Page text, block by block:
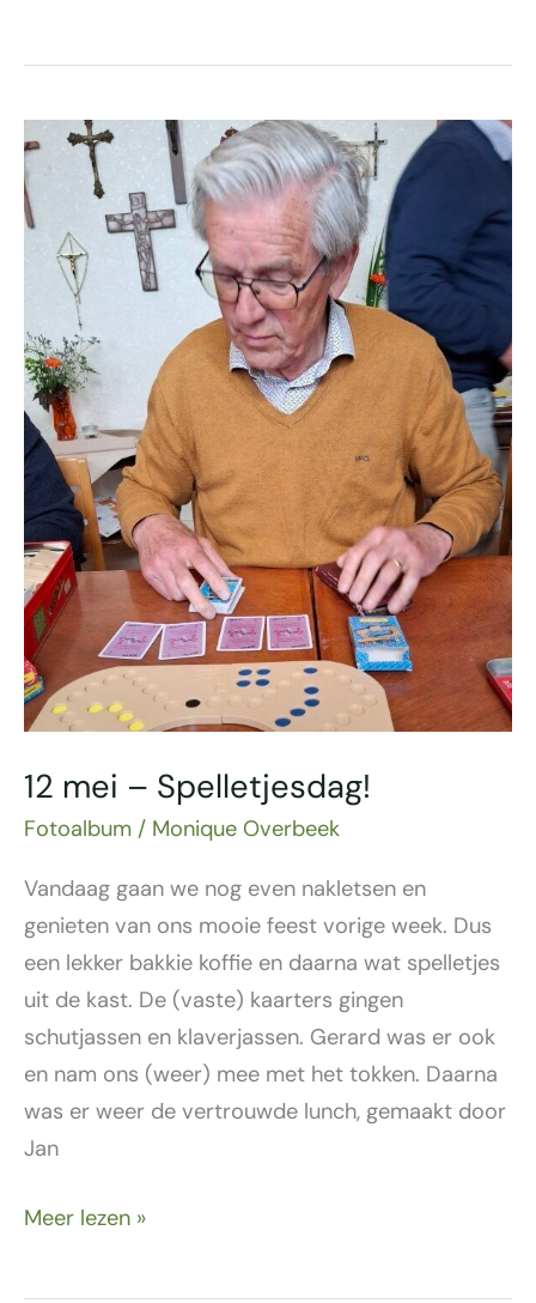
12 mei – Spelletjesdag!
Fotoalbum / Monique Overbeek
Vandaag gaan we nog even nakletsen en
genieten van ons mooie feest vorige week. Dus
een lekker bakkie koffie en daarna wat spelletjes
uit de kast. De (vaste) kaarters gingen
schutjassen en klaverjassen. Gerard was er ook
en nam ons (weer) mee met het tokken. Daarna
was er weer de vertrouwde lunch, gemaakt door
Jan
12
mei
–
Spelletjesdag!
Meer lezen »